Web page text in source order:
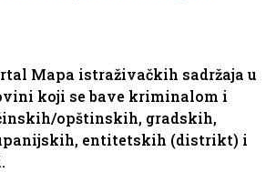
Mapa istraživačkih sadržaja u
koji se bave kriminalom i
opštinskih, gradskih,
entitetskih (distrikt) i